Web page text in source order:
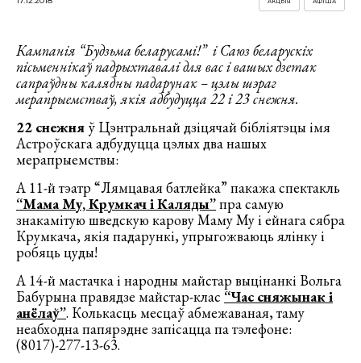
Кампанія “Будзьма беларусамі!” і Саюз беларускіх
пісьменнікаў падрыхтавалі для вас і вашых дзетак
сапраўдны калядны падарунак – цэлы шэраг
мерапрыемстваў, якія адбудуцца 22 і 23 снежня.
22 снежня ў Цэнтральнай дзіцячай бібліятэцы імя
Астроўскага адбудуцца цэлых два нашых
мерапрыемствы:
А 11-й тэатр “Лямцавая батлейка” пакажа спектакль
“Мама Му, Крумкач і Каляды”пра самую
знакамітую шведскую карову Маму Му і ейнага сябра
Крумкача, якія падарункі, упрыгожваюць ялінку і
робяць цуды!
А 14-й мастачка i народны майстар выцiнанкi Вольга
Бабурына правядзе майстар-клас “Час сняжынак і
анёлаў”. Колькасць месцаў абмежаваная, таму
неабходна папярэдне запісацца па тэлефоне:
(8017)-277-13-63.